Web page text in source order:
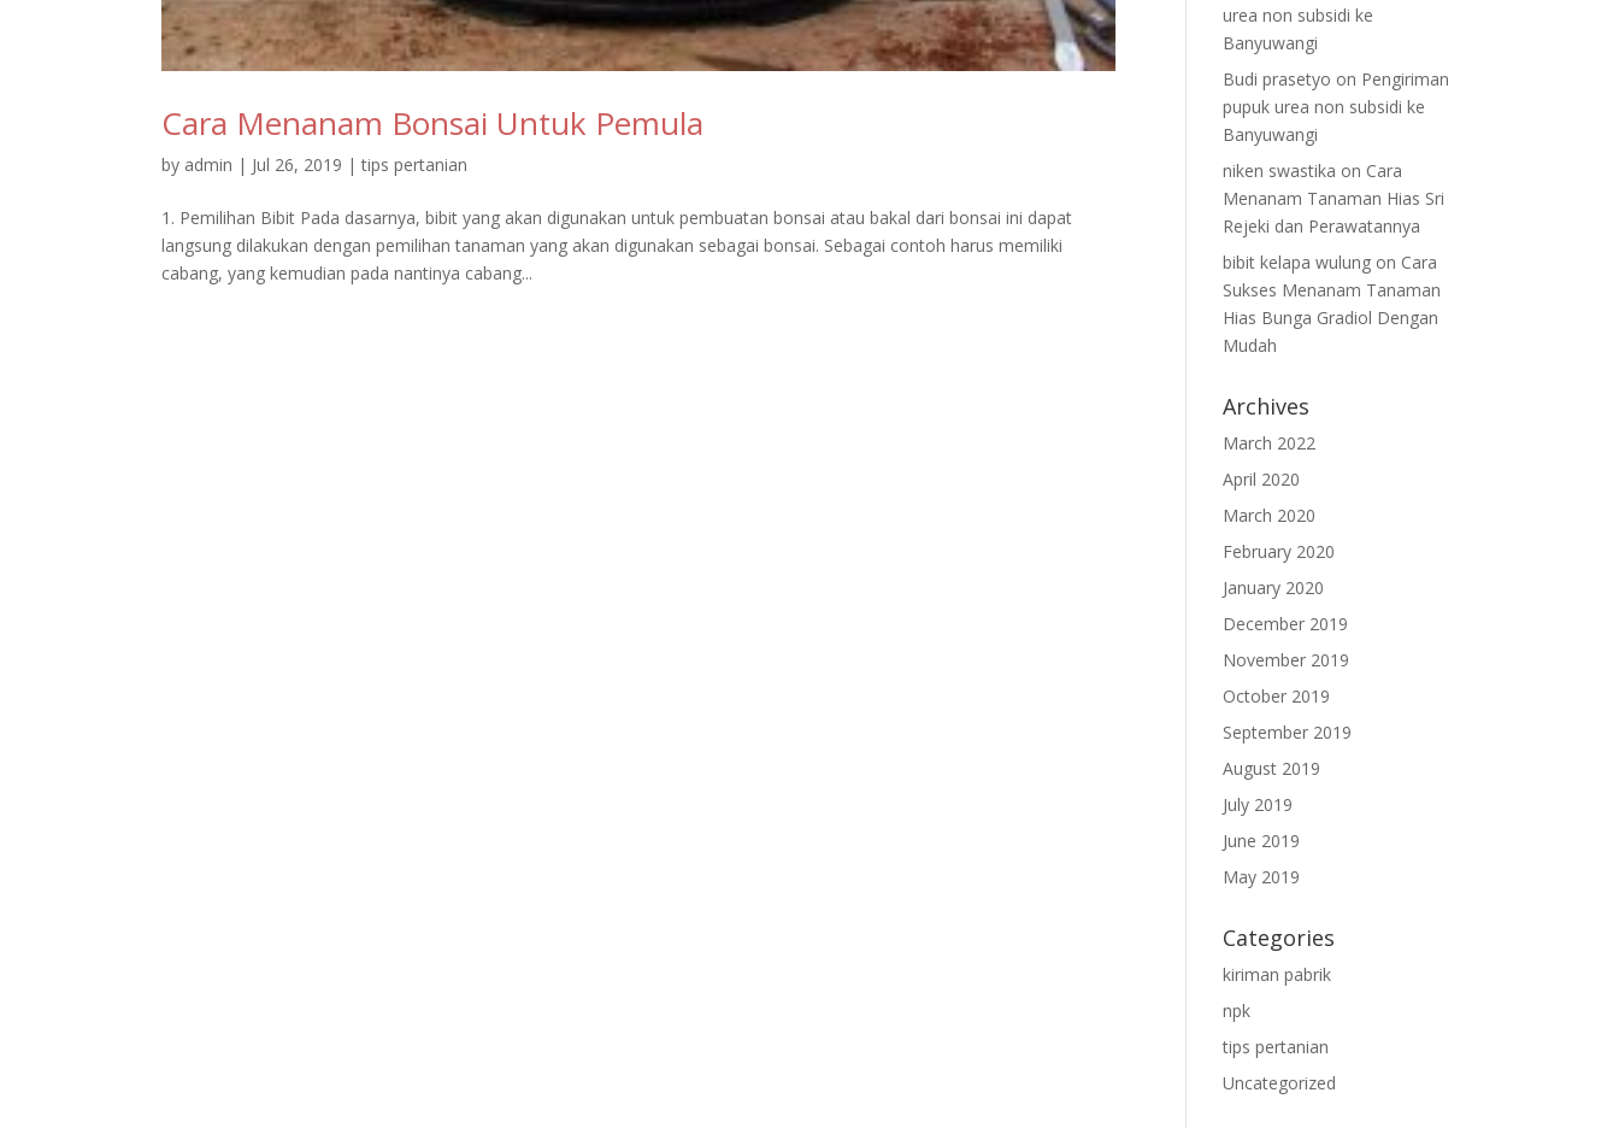
Cara Menanam Bonsai Untuk Pemula
by admin | Jul 26, 2019 |tips pertanian
1. Pemilihan Bibit Pada dasarnya, bibit yang akan digunakan untuk pembuatan bonsai atau bakal dari bonsai ini dapat
langsung dilakukan dengan pemilihan tanaman yang akan digunakan sebagai bonsai. Sebagai contoh harus memiliki
cabang, yang kemudian pada nantinya cabang...
urea non subsidi ke
Banyuwangi
Budi prasetyo on Pengiriman
pupuk urea non subsidi ke
Banyuwangi
niken swastika on Cara
Menanam Tanaman Hias Sri
Rejeki dan Perawatannya
bibit kelapa wulung on Cara
Sukses Menanam Tanaman
Hias Bunga Gradiol Dengan
Mudah
Archives
March 2022
April 2020
March 2020
February 2020
January 2020
December 2019
November 2019
October 2019
September 2019
August 2019
July 2019
June 2019
May 2019
Categories
kiriman pabrik
npk
tips pertanian
Uncategorized